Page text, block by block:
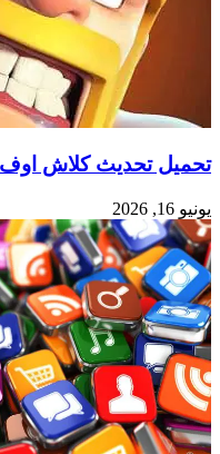
تحميل تحديث كلاش اوف كلانس
يونيو 16, 2026